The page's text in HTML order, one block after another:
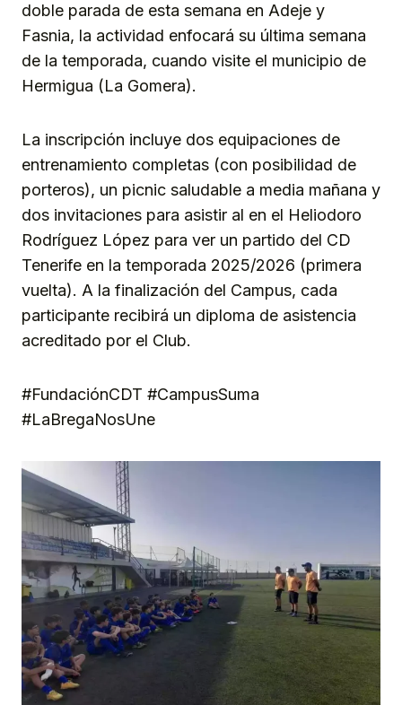
doble parada de esta semana en Adeje y
Fasnia, la actividad enfocará su última semana
de la temporada, cuando visite el municipio de
Hermigua (La Gomera).
La inscripción incluye dos equipaciones de
entrenamiento completas (con posibilidad de
porteros), un picnic saludable a media mañana y
dos invitaciones para asistir al en el Heliodoro
Rodríguez López para ver un partido del CD
Tenerife en la temporada 2025/2026 (primera
vuelta). A la finalización del Campus, cada
participante recibirá un diploma de asistencia
acreditado por el Club.
#FundaciónCDT #CampusSuma
#LaBregaNosUne